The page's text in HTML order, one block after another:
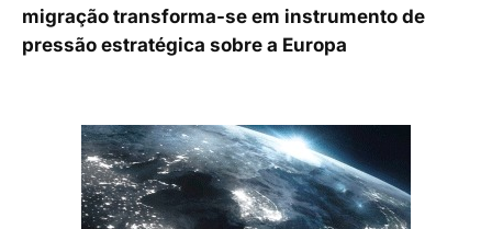
migração transforma-se em instrumento de
pressão estratégica sobre a Europa